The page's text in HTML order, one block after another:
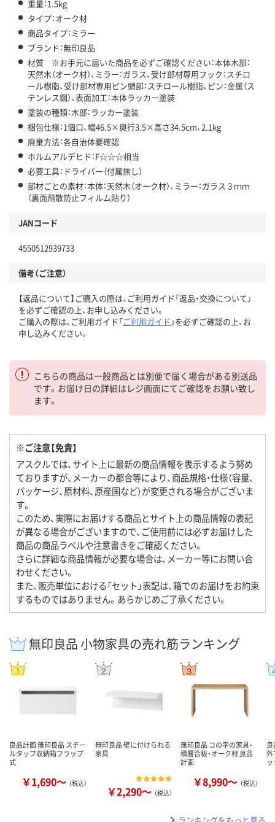
重量：1.5kg
タイプ：オーク材
商品タイプ：ミラー
ブランド：無印良品
材質 ※お手元に届いた商品を必ずご確認ください：本体木部：
天然木（オーク材）、ミラー：ガラス、受け部材専用フック：スチロ
ール樹脂、受け部材専用ピン頭部：スチロール樹脂、ピン：金属（ス
テンレス鋼）、表面加工：本体ラッカー塗装
塗装の種類：木部：ラッカー塗装
梱包仕様：1個口、幅46.5×奥行3.5×高さ34.5cm、2.1kg
廃棄方法：各自治体要確認
ホルムアルデヒド：F☆☆☆相当
必要工具：ドライバー（付属無し）
部材ごとの素材：本体：天然木（オーク材）、ミラー：ガラス３ｍｍ
（裏面飛散防止フィルム貼り）
JANコード
4550512939733
備考（ご注意）
【返品について】ご購入の際は、ご利用ガイド「返品・交換について」
を必ずご確認の上、お申し込みください。
ご購入の際は、ご利用ガイド「ご利用ガイド 」を必ずご確認の上、お
申し込みください。
こちらの商品は一般商品とは別便で届く場合がある別送品
です。お届け日の詳細はレジ画面にてご確認をお願い致し
ます。
※ご注意【免責】
アスクルでは、サイト上に最新の商品情報を表示するよう努め
ておりますが、メーカーの都合等により、商品規格・仕様（容量、
パッケージ、原材料、原産国など）が変更される場合がございま
す。
このため、実際にお届けする商品とサイト上の商品情報の表記
が異なる場合がございますので、ご使用前には必ずお届けした
商品の商品ラベルや注意書きをご確認ください。
さらに詳細な商品情報が必要な場合は、メーカー等にお問い合
わせください。
また、販売単位における「セット」表記は、箱でのお届けをお約束
するものではありません。あらかじめご了承ください。
無印良品 小物家具の売れ筋ランキング
良品計画 無印良品 スチー
ルタップ収納箱フラップ
式
￥1,690～ （税込）
無印良品 壁に付けられる
家具
￥2,290～ （税込）
無印良品 コの字の家具・
積層合板・オーク材 良品
計画
￥8,990～ （税込）
外